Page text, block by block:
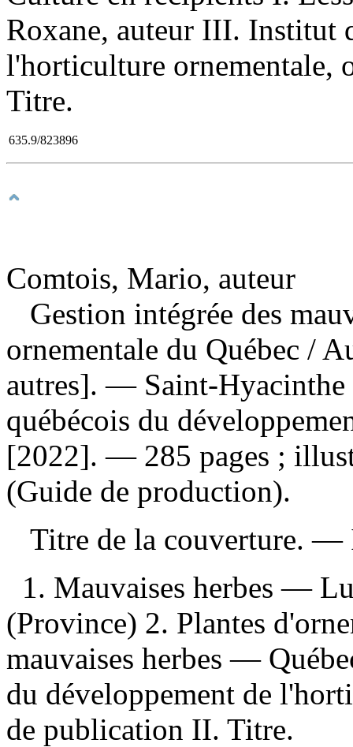
Roxane, auteur III. Institut
l'horticulture ornementale,
Titre.
635.9/823896
Comtois, Mario, auteur
Gestion intégrée des
ornementale du Québec /
autres]. — Saint-
québécois du
[2022]. — 285 pages ;
(Guide de production).
Titre de la couverture. —
1. Mauvaises herbes —
(Province) 2. Plantes
mauvaises herbes —
du développement de
de publication II. Titre.